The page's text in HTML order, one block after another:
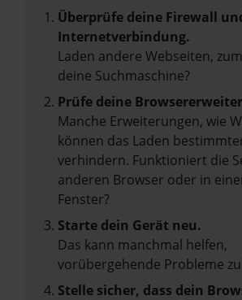
Überprüfe deine Firewall
Internetverbindung.
Laden andere Webseiten,
deine Suchmaschine?
Prüfe deine
Manche Erweiterungen, wie
können das Laden
verhindern. Funktioniert die
anderen Browser oder in
Fenster?
Starte dein Gerät neu.
Das kann manchmal helfen,
vorübergehende Probleme
Stelle sicher, dass dein